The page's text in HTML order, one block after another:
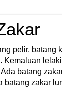
pelir, batang
Kemaluan
batang
batang zakar